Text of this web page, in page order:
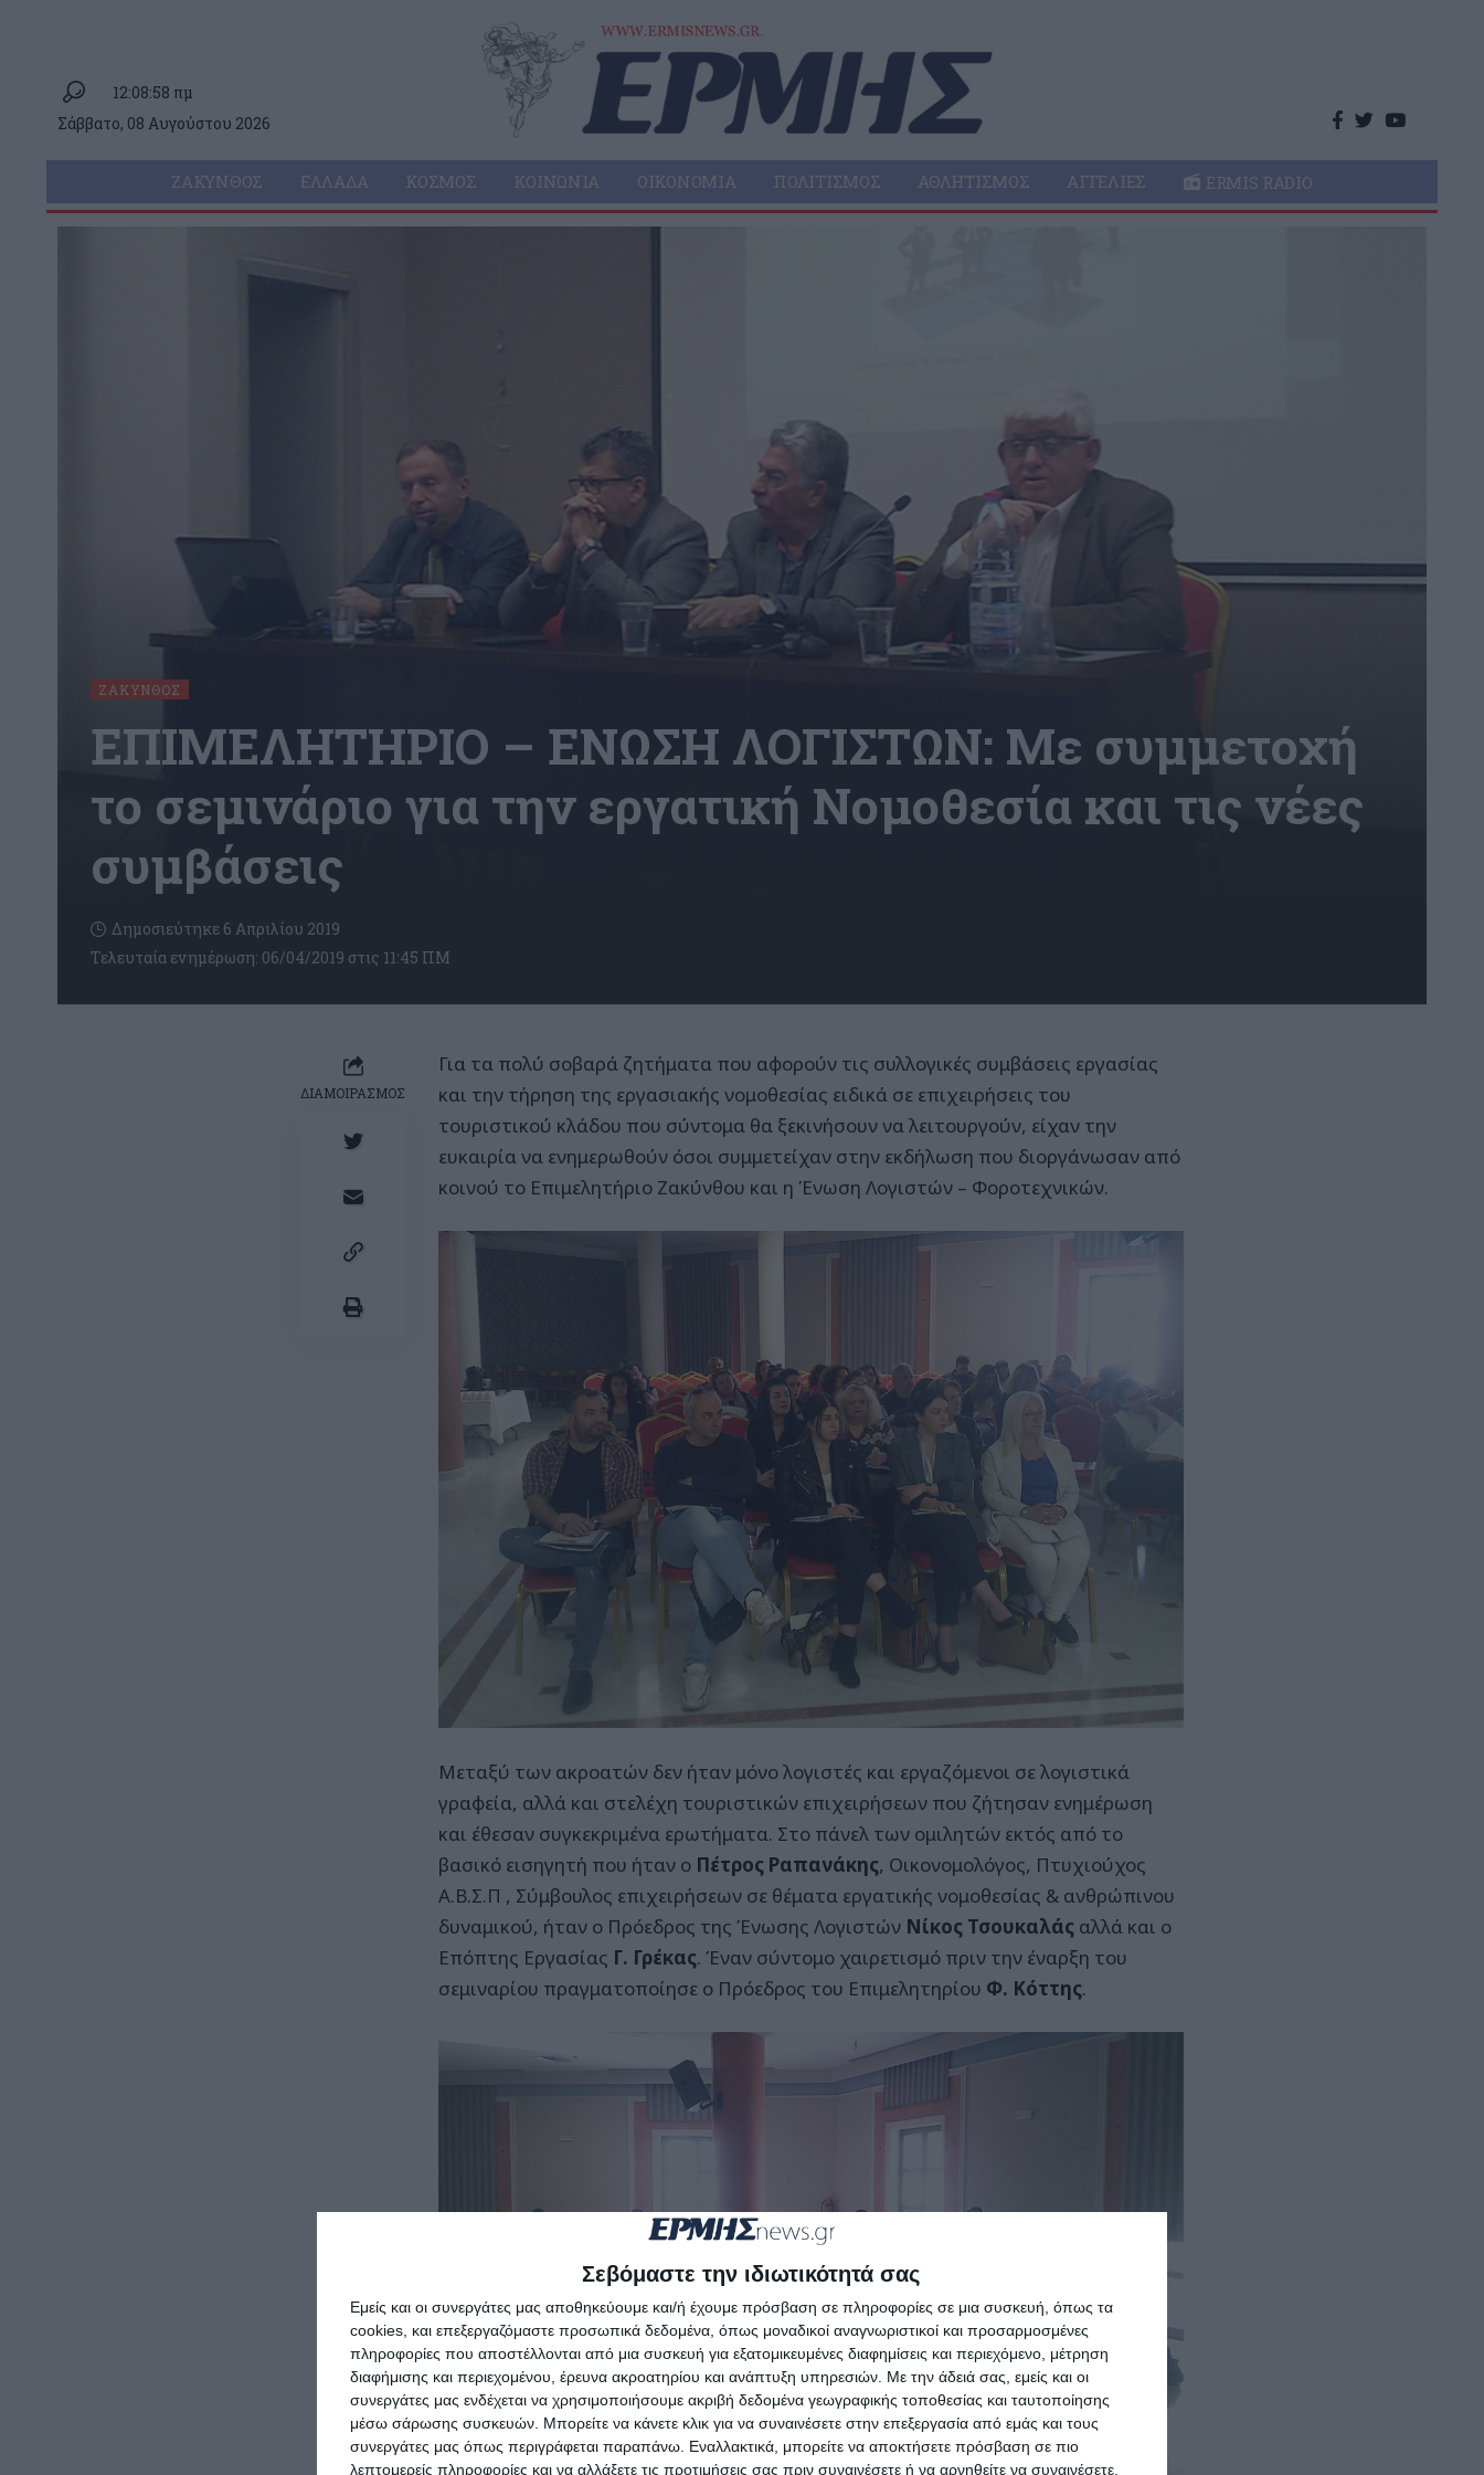
Σεβόμαστε την ιδιωτικότητά σας
Εμείς και οι συνεργάτες μας αποθηκεύουμε και/ή έχουμε πρόσβαση σε πληροφορίες σε μια συσκευή, όπως τα
cookies, και επεξεργαζόμαστε προσωπικά δεδομένα, όπως μοναδικοί αναγνωριστικοί και προσαρμοσμένες
πληροφορίες που αποστέλλονται από μια συσκευή για εξατομικευμένες διαφημίσεις και περιεχόμενο, μέτρηση
διαφήμισης και περιεχομένου, έρευνα ακροατηρίου και ανάπτυξη υπηρεσιών. Με την άδειά σας, εμείς και οι
συνεργάτες μας ενδέχεται να χρησιμοποιήσουμε ακριβή δεδομένα γεωγραφικής τοποθεσίας και ταυτοποίησης
μέσω σάρωσης συσκευών. Μπορείτε να κάνετε κλικ για να συναινέσετε στην επεξεργασία από εμάς και τους
συνεργάτες μας όπως περιγράφεται παραπάνω. Εναλλακτικά, μπορείτε να αποκτήσετε πρόσβαση σε πιο
λεπτομερείς πληροφορίες και να αλλάξετε τις προτιμήσεις σας πριν συναινέσετε ή να αρνηθείτε να συναινέσετε.
12:08:58 πμ
Σάββατο, 08 Αυγούστου 2026
ΖΆΚΥΝΘΟΣ ΕΛΛΆΔΑ ΚΌΣΜΟΣ ΚΟΙΝΩΝΊΑ ΟΙΚΟΝΟΜΊΑ ΠΟΛΙΤΙΣΜΌΣ ΑΘΛΗΤΙΣΜΌΣ ΑΓΓΕΛΊΕΣ ERMIS RADIO
ΖΆΚΥΝΘΟΣ
ΕΠΙΜΕΛΗΤΗΡΙΟ – ΕΝΩΣΗ ΛΟΓΙΣΤΩΝ: Με συμμετοχή
το σεμινάριο για την εργατική Νομοθεσία και τις νέες
συμβάσεις
Τελευταία ενημέρωση: 06/04/2019 στις 11:45 ΠΜ
Δημοσιεύτηκε 6 Απριλίου 2019
ΔΙΑΜΟΙΡΑΣΜΟΣ
Για τα πολύ σοβαρά ζητήματα που αφορούν τις συλλογικές συμβάσεις εργασίας
και την τήρηση της εργασιακής νομοθεσίας ειδικά σε επιχειρήσεις του
τουριστικού κλάδου που σύντομα θα ξεκινήσουν να λειτουργούν, είχαν την
ευκαιρία να ενημερωθούν όσοι συμμετείχαν στην εκδήλωση που διοργάνωσαν από
κοινού το Επιμελητήριο Ζακύνθου και η Ένωση Λογιστών – Φοροτεχνικών.
Μεταξύ των ακροατών δεν ήταν μόνο λογιστές και εργαζόμενοι σε λογιστικά
γραφεία, αλλά και στελέχη τουριστικών επιχειρήσεων που ζήτησαν ενημέρωση
και έθεσαν συγκεκριμένα ερωτήματα. Στο πάνελ των ομιλητών εκτός από το
βασικό εισηγητή που ήταν ο Πέτρος Ραπανάκης, Οικονομολόγος, Πτυχιούχος
Α.Β.Σ.Π , Σύμβουλος επιχειρήσεων σε θέματα εργατικής νομοθεσίας & ανθρώπινου
δυναμικού, ήταν ο Πρόεδρος της Ένωσης Λογιστών Νίκος Τσουκαλάς αλλά και ο
Επόπτης Εργασίας Γ. Γρέκας. Έναν σύντομο χαιρετισμό πριν την έναρξη του
σεμιναρίου πραγματοποίησε ο Πρόεδρος του Επιμελητηρίου Φ. Κόττης.